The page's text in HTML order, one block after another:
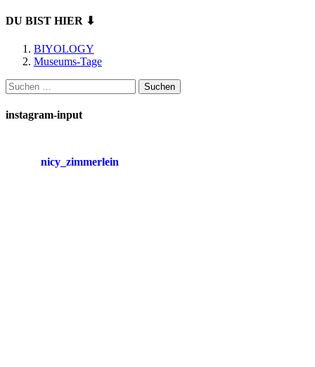
DU BIST HIER ⬇
BIYOLOGY
Museums-Tage
Suchen
nach:
instagram-input
nicy_zimmerlein